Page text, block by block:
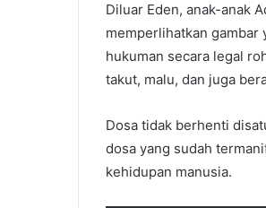
Diluar Eden, anak-anak
memperlihatkan gambar
hukuman secara legal
takut, malu, dan juga
Dosa tidak berhenti
dosa yang sudah
kehidupan manusia.